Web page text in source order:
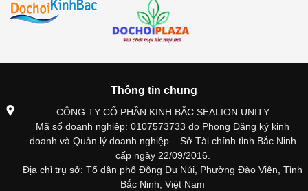
Thông tin chung
CÔNG TY CỔ PHẦN KINH BẮC SEALION UNITY
Mã số doanh nghiệp: 0107573733 do Phong Đăng ký kinh
doanh và Quản lý doanh nghiệp – Sở Tài chính tỉnh Bắc Ninh
cấp ngày 22/09/2016.
Địa chỉ trụ sở: Tổ dân phố Đông Du Núi, Phường Đào Viên, Tỉnh
Bắc Ninh, Việt Nam